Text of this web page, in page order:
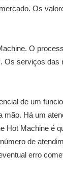
Os
O
Os serviços
de um
Há um
Hot Machine é
de
erro